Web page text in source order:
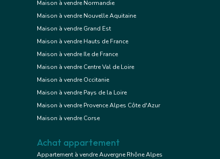
Maison à vendre Normandie
Maison à vendre Nouvelle Aquitaine
Maison à vendre Grand Est
Maison à vendre Hauts de France
Maison à vendre Ile de France
Maison à vendre Centre Val de Loire
Maison à vendre Occitanie
Maison à vendre Pays de la Loire
Maison à vendre Provence Alpes Côte d'Azur
Maison à vendre Corse
Achat appartement
Appartement à vendre Auvergne Rhône Alpes